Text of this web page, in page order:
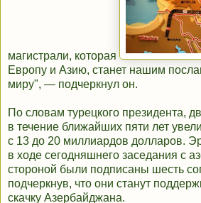
магистрали, которая
Европу и Азию, станет нашим
миру", — подчеркнул он.
По словам турецкого президента,
в течение ближайших пяти лет
с 13 до 20 миллиардов долларов.
в ходе сегодняшнего заседания с
стороной были подписаны шесть
подчеркнув, что они станут
скачку Азербайджана.